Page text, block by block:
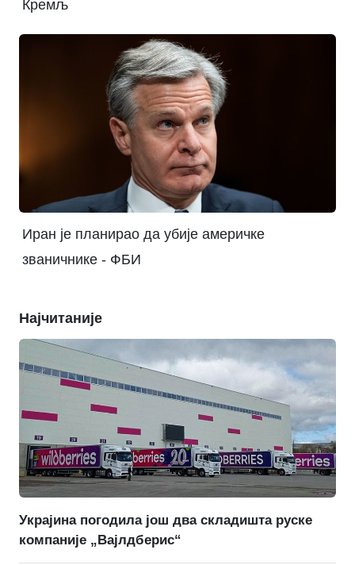
Кремљ
Иран је планирао да убије америчке
званичнике - ФБИ
Најчитаније
Украјина погодила још два складишта руске
компаније „Вајлдберис“